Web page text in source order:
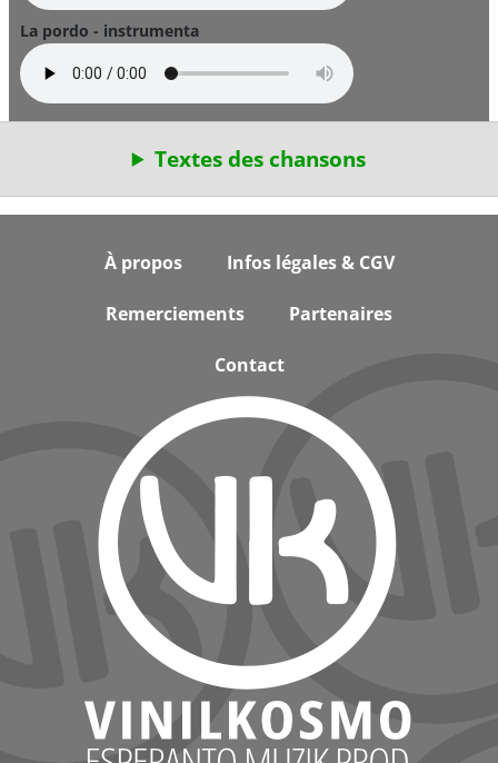
La pordo - instrumenta
Textes des chansons
À propos Infos légales & CGV
Remerciements Partenaires
Contact